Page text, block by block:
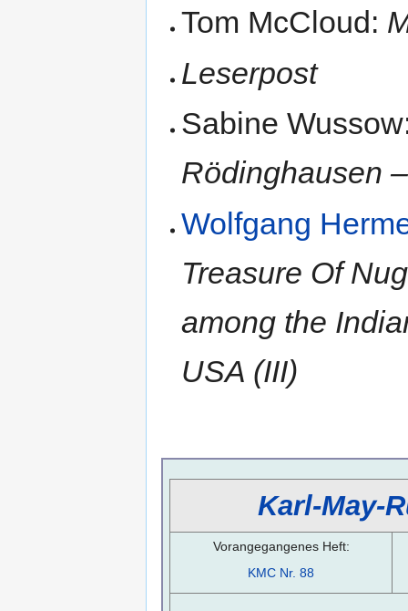
Tom McCloud:
Leserpost
Sabine
Rödinghausen
Wolfgang
Treasure Of
among the
USA (III)
Karl-May-
Vorangegangenes Heft:
KMC Nr. 88